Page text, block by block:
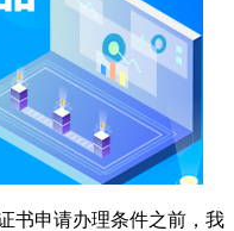
书申请办理条件之前，我